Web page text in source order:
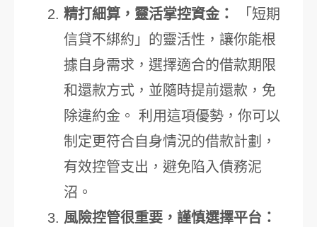
精打細算，靈活掌控資金：
「短期
信貸不綁約」的靈活性，讓你能根
據自身需求，選擇適合的借款期限
和還款方式，並隨時提前還款，免
除違約金。 利用這項優勢，你可以
制定更符合自身情況的借款計劃，
有效控管支出，避免陷入債務泥
沼。
風險控管很重要，謹慎選擇平台：